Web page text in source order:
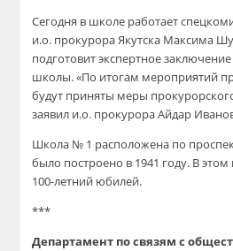
Сегодня в школе работает
и.о. прокурора Якутска Максима
подготовит экспертное
школы. «По итогам мероприятий
будут приняты меры
заявил и.о. прокурора Айдар
Школа № 1 расположена по
было построено в 1941 году. В
100-летний юбилей.
***
Департамент по связям с